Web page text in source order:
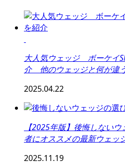
大人気ウェッジ ボーケイ
介 他のウェッジと何が違
2025.04.22
【2025年版】後悔しない
者にオススメの最新ウェッ
2025.11.19